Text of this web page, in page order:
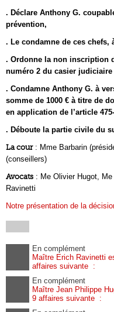
. Déclare Anthony G.
prévention,
. Le condamne de ces chefs,
. Ordonne la non inscription
numéro 2 du casier judiciaire
. Condamne Anthony G. à
somme de 1000 € à titre de
en application de l’article
. Déboute la partie civile du
La cour: Mme Barbarin
(conseillers)
Avocats : Me Olivier Hugot,
Ravinetti
Notre présentation de la
En complément
Maître Erich Ravinetti
affaires suivante :
En complément
Maître Jean Philippe
9 affaires suivante :